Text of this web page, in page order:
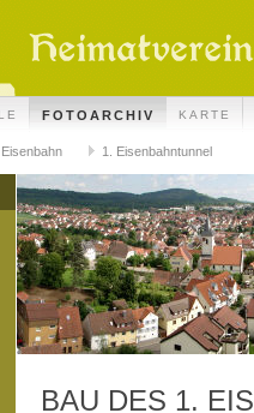
FOTOARCHIV KARTE
Eisenbahn 1. Eisenbahntunnel
BAU DES 1.